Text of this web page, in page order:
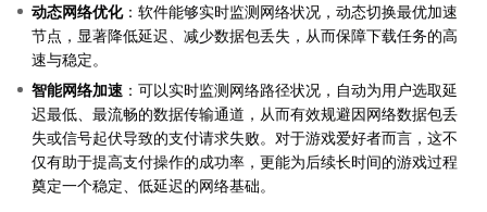
动态网络优化：软件能够实时监测网络状况，动态切换最优加速
节点，显著降低延迟、减少数据包丢失，从而保障下载任务的高
速与稳定。
智能网络加速 ：可以实时监测网络路径状况，自动为用户选取延
迟最低、最流畅的数据传输通道，从而有效规避因网络数据包丢
失或信号起伏导致的支付请求失败。对于游戏爱好者而言，这不
仅有助于提高支付操作的成功率，更能为后续长时间的游戏过程
奠定一个稳定、低延迟的网络基础。